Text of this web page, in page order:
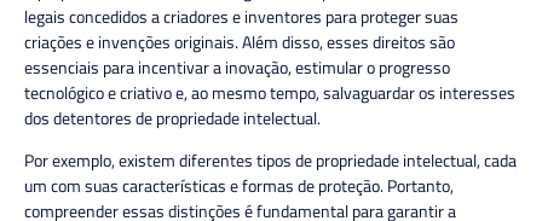
legais concedidos a criadores e inventores para proteger suas
criações e invenções originais. Além disso, esses direitos são
essenciais para incentivar a inovação, estimular o progresso
tecnológico e criativo e, ao mesmo tempo, salvaguardar os interesses
dos detentores de propriedade intelectual.
Por exemplo, existem diferentes tipos de propriedade intelectual, cada
um com suas características e formas de proteção. Portanto,
compreender essas distinções é fundamental para garantir a